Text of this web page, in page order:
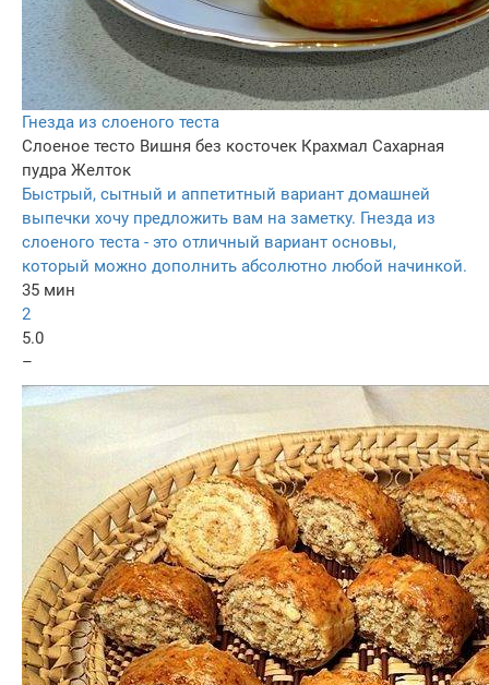
Гнезда из слоеного теста
Слоеное тесто Вишня без косточек Крахмал Сахарная
пудра Желток
Быстрый, сытный и аппетитный вариант домашней
выпечки хочу предложить вам на заметку. Гнезда из
слоеного теста - это отличный вариант основы,
который можно дополнить абсолютно любой начинкой.
35 мин
2
5.0
–